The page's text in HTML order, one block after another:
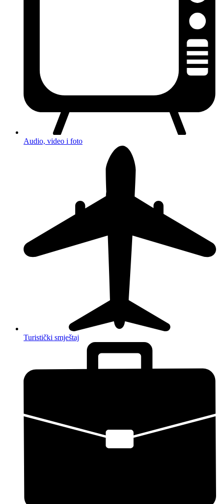
Audio, video i foto
Turistički smještaj